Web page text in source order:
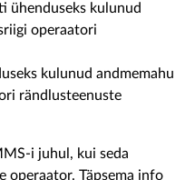
ühenduseks kulunud
operaatori
kulunud andmemahu
rändlusteenuste
i juhul, kui seda
operaator. Täpsema info